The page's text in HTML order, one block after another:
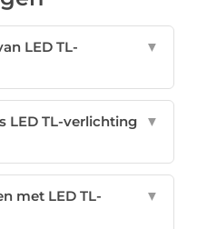
LED TL-
▼
LED TL-verlichting
▼
met LED TL-
▼